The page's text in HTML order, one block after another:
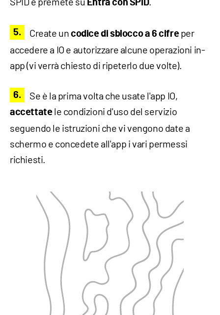
Entra con SPID
Create un codice di sblocco a 6 cifreper
accedere a IO e autorizzare alcune operazioni in-
app (vi verrà chiesto di ripeterlo due volte).
Se è la prima volta che usate l'app IO,
accettatele condizioni d'uso del servizio
seguendo le istruzioni che vi vengono date a
schermo e concedete all'app i vari permessi
richiesti.